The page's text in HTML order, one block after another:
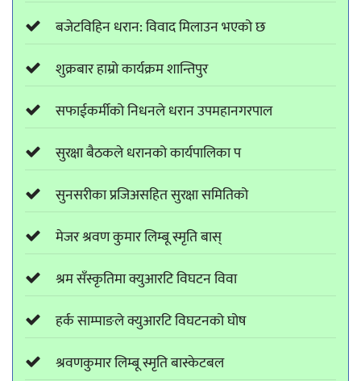
बजेटविहिन धरान: विवाद मिलाउन भएको छ
शुक्रबार हाम्रो कार्यक्रम शान्तिपुर
सफाईकर्मीको निधनले धरान उपमहानगरपाल
सुरक्षा बैठकले धरानको कार्यपालिका प
सुनसरीका प्रजिअसहित सुरक्षा समितिको
मेजर श्रवण कुमार लिम्बू स्मृति बास्
श्रम सँस्कृतिमा क्युआरटि विघटन विवा
हर्क साम्पाङले क्युआरटि विघटनको घोष
श्रवणकुमार लिम्बू स्मृति बास्केटबल